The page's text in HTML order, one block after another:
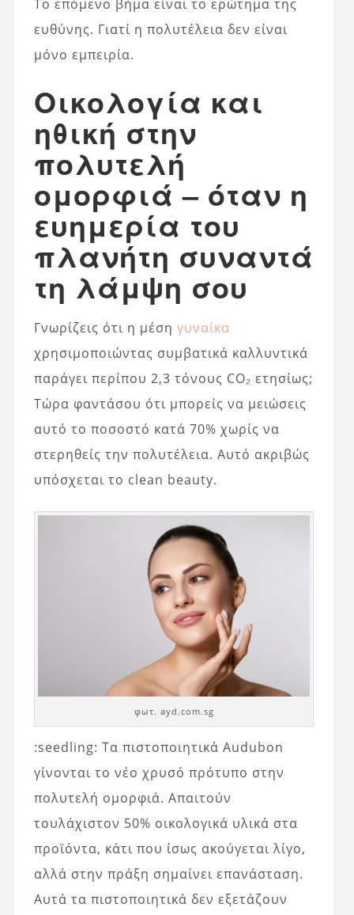
Το επόμενο βήμα είναι το ερώτημα της
ευθύνης. Γιατί η πολυτέλεια δεν είναι
μόνο εμπειρία.
Οικολογία και
ηθική στην
πολυτελή
ομορφιά – όταν η
ευημερία του
πλανήτη συναντά
τη λάμψη σου
Γνωρίζεις ότι η μέση γυναίκα
χρησιμοποιώντας συμβατικά καλλυντικά
παράγει περίπου 2,3 τόνους CO₂ ετησίως;
Τώρα φαντάσου ότι μπορείς να μειώσεις
αυτό το ποσοστό κατά 70% χωρίς να
στερηθείς την πολυτέλεια. Αυτό ακριβώς
υπόσχεται το clean beauty.
φωτ. ayd.com.sg
:seedling: Τα πιστοποιητικά Audubon
γίνονται το νέο χρυσό πρότυπο στην
πολυτελή ομορφιά. Απαιτούν
τουλάχιστον 50% οικολογικά υλικά στα
προϊόντα, κάτι που ίσως ακούγεται λίγο,
αλλά στην πράξη σημαίνει επανάσταση.
Αυτά τα πιστοποιητικά δεν εξετάζουν